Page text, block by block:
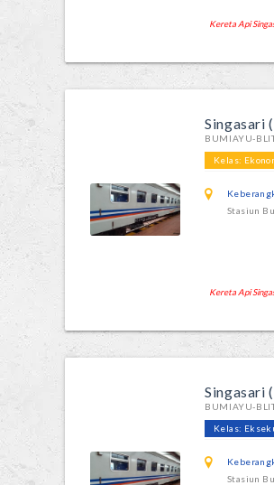
Kereta Api
Singasari
BUMIAYU-
Kelas:
Stasiun
Kereta Api
Singasari
BUMIAYU-
Kelas:
Stasiun